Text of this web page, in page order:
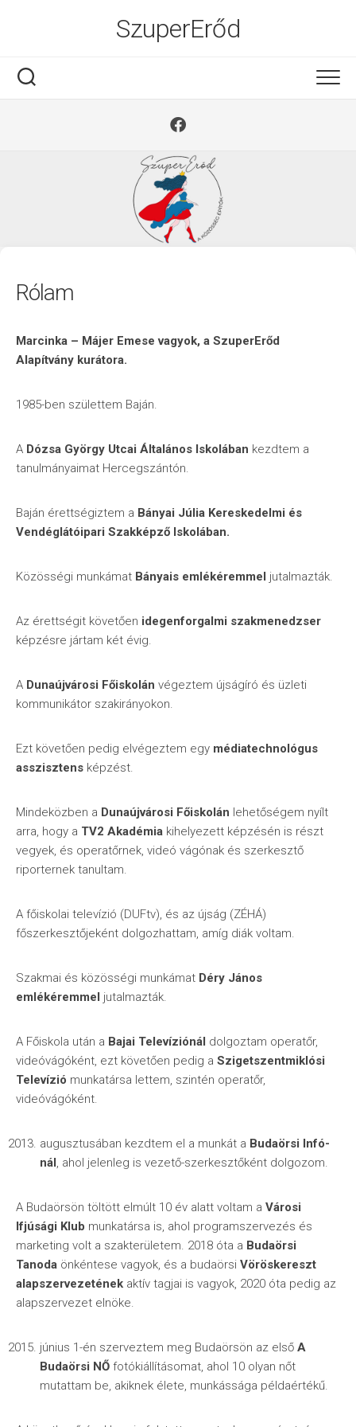
SzuperErőd
Rólam
Marcinka – Májer Emese vagyok, a SzuperErőd
Alapítvány kurátora.
1985-ben születtem Baján.
A Dózsa György Utcai Általános Iskolában kezdtem a
tanulmányaimat Hercegszántón.
Baján érettségiztem a Bányai Júlia Kereskedelmi és
Vendéglátóipari Szakképző Iskolában.
Közösségi munkámat Bányais emlékéremmel jutalmazták.
Az érettségit követően idegenforgalmi szakmenedzser
képzésre jártam két évig.
A Dunaújvárosi Főiskolán végeztem újságíró és üzleti
kommunikátor szakirányokon.
Ezt követően pedig elvégeztem egy médiatechnológus
asszisztens képzést.
Mindeközben a Dunaújvárosi Főiskolán lehetőségem nyílt
arra, hogy a TV2 Akadémia kihelyezett képzésén is részt
vegyek, és operatőrnek, videó vágónak és szerkesztő
riporternek tanultam.
A főiskolai televízió (DUFtv), és az újság (ZÉHÁ)
főszerkesztőjeként dolgozhattam, amíg diák voltam.
Szakmai és közösségi munkámat Déry János
emlékéremmel jutalmazták.
A Főiskola után a Bajai Televíziónál dolgoztam operatőr,
videóvágóként, ezt követően pedig a Szigetszentmiklósi
Televízió munkatársa lettem, szintén operatőr,
videóvágóként.
augusztusában kezdtem el a munkát a Budaörsi Infó-
nál, ahol jelenleg is vezető-szerkesztőként dolgozom.
A Budaörsön töltött elmúlt 10 év alatt voltam a Városi
Ifjúsági Klub munkatársa is, ahol programszervezés és
marketing volt a szakterületem. 2018 óta a Budaörsi
Tanoda önkéntese vagyok, és a budaörsi Vöröskereszt
alapszervezetének aktív tagjai is vagyok, 2020 óta pedig az
alapszervezet elnöke.
június 1-én szerveztem meg Budaörsön az első A
Budaörsi NŐ fotókiállításomat, ahol 10 olyan nőt
mutattam be, akiknek élete, munkássága példaértékű.